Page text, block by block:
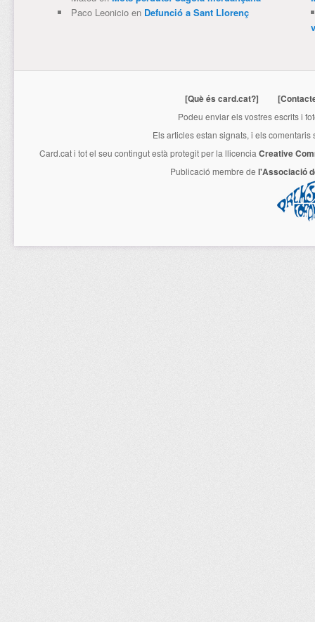
Paco Leonicioen Defunció a Sant Llorenç
[Què és card.cat?]
Podeu enviar els vostres escrits i
Els articles estan signats, i els
Card.cati tot el seu contingut està protegit per la llicencia Creative
Publicació membre de l'Associació